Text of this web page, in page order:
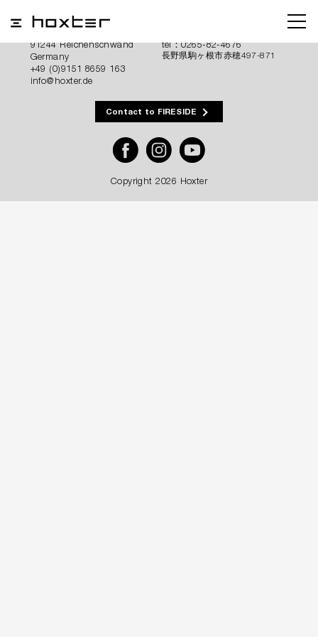
HOXTER GmbH
91244 Reichenschwand
Germany
+49 (0)9151 8659 163
info@hoxter.de
THE FIRESIDE COMPANY
tel：0265-82-4676
長野県駒ヶ根市赤穂497-871
Contact to FIRESIDE
YouTube
Copyright2026 Hoxter